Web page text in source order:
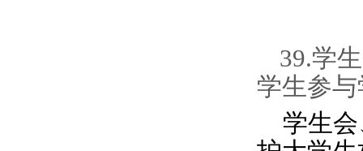
39.学
学生参
学生